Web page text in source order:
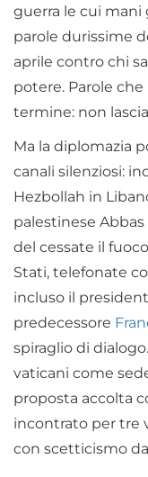
guerra le cui mani
parole durissime
aprile contro chi
potere. Parole
termine: non
Ma la diplomazia
canali silenziosi:
Hezbollah in
palestinese Abbas
del cessate il
Stati, telefonate
incluso il
predecessore
spiraglio di
vaticani come
proposta accolta
incontrato per tre
con scetticismo